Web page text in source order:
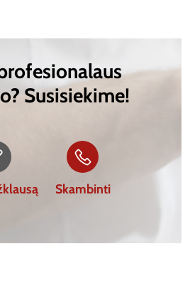
Susisiekime!
Skambinti